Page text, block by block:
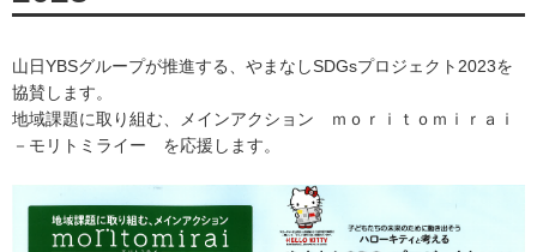
山日YBSグループが推進する、やまなしSDGsプロジェクト2023を
協賛します。
地域課題に取り組む、メインアクション ｍｏｒｉｔｏｍｉｒａｉ
－モリトミライー を応援します。